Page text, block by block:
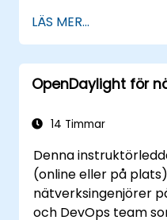
kärnfunktioner.
Skapa
OpenDaylight.
av
LÄS MER...
OpenDaylight för
14 Timmar
Denna
(online eller på
nätverksingenjörer
och DevOps team